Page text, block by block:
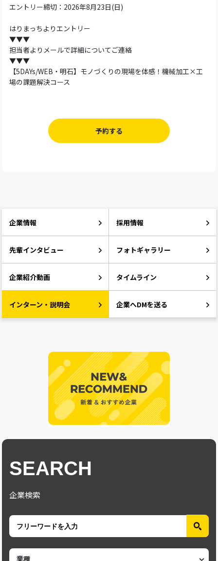
エントリー締切：2026年8月23日(日)
はりまっちよりエントリー
▼▼▼
担当者よりメールで詳細についてご連絡
▼▼▼
【5DAYs/WEB・明石】モノづくりの現場を体感！機械加工×工
場の課題解決コース
予約する
企業情報 採用情報
先輩インタビュー フォトギャラリー
企業紹介動画 タイムライン
インターン・説明会 企業へDMを送る
SEARCH
企業検索